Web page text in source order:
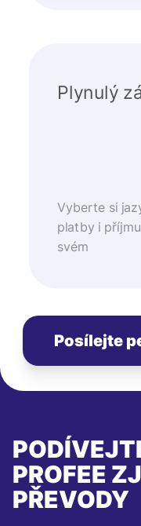
Plynulý
Vyberte si
platby i
svém
Posílejte
PROFEE
PŘEVODY